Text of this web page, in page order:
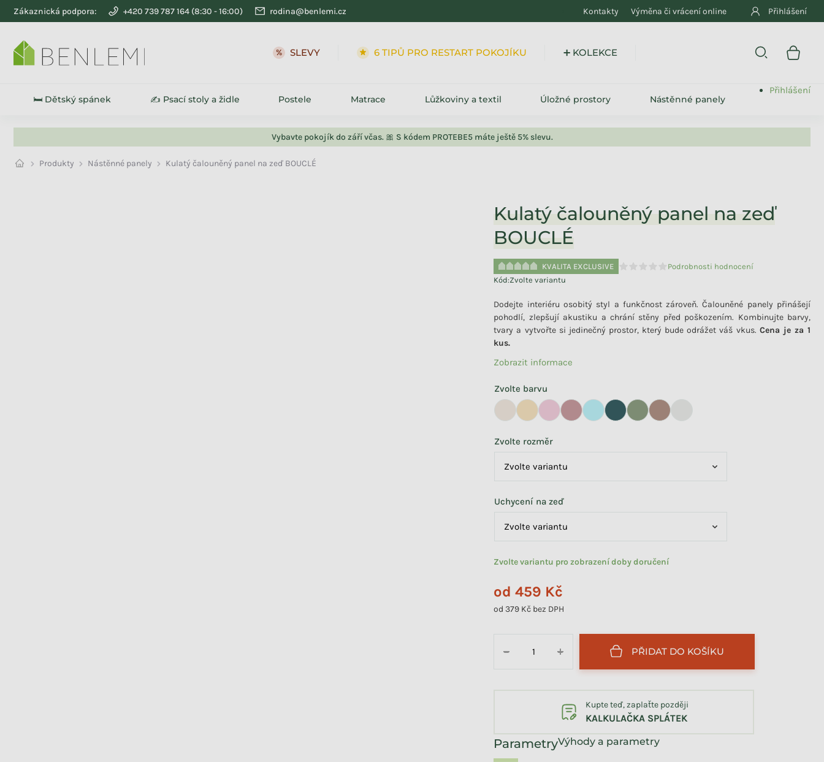
Přejít na obsah
Vybavte pokojík do září včas. 🎀 S kódem PROTEBE5 máte ještě 5% slevu.
Zákaznická podpora: +420 739 787 164 rodina@benlemi.cz Kontakty Výměna či vrácení online Přihlášení
SLEVY 6 TIPŮ PRO RESTART POKOJÍKU ➕ KOLEKCE
🛏️ Dětský spánek ✍️ Psací stoly a židle Postele Matrace Lůžkoviny a textil Úložné prostory Nástěnné panely
Přihlášení
Produkty Nástěnné panely Kulatý čalouněný panel na zeď BOUCLÉ
Kulatý čalouněný panel na zeď
BOUCLÉ
KVALITA EXCLUSIVE
Průměrné hodnocení produktu je 0,0 z 5
Podrobnosti hodnocení
Kód:Zvolte variantu
od459 Kč
od379 Kč bez DPH
Zvolte variantu pro zobrazení doby doručení
Zvolte barvu
Zvolte rozměr
Uchycení na zeď
+
− PŘIDAT DO KOŠÍKU
Výhody a parametry
Kupte teď, zaplaťte později
KALKULAČKA SPLÁTEK
Dodejte interiéru osobitý styl a funkčnost zároveň. Čalouněné panely přinášejí
pohodlí, zlepšují akustiku a chrání stěny před poškozením. Kombinujte barvy,
tvary a vytvořte si jedinečný prostor, který bude odrážet váš vkus. Cena je za 1
kus.
Zobrazit informace